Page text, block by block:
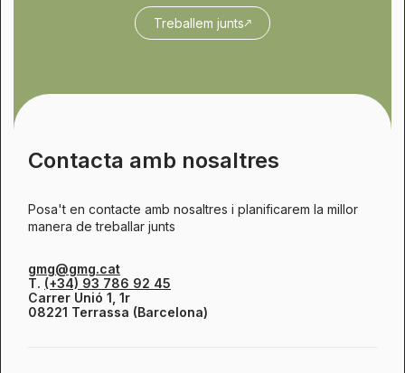
Treballem junts
Contacta amb nosaltres
Posa't en contacte amb nosaltres i planificarem la millor
manera de treballar junts
gmg@gmg.cat
T. (+34) 93 786 92 45
Carrer Unió 1, 1r
08221 Terrassa (Barcelona)